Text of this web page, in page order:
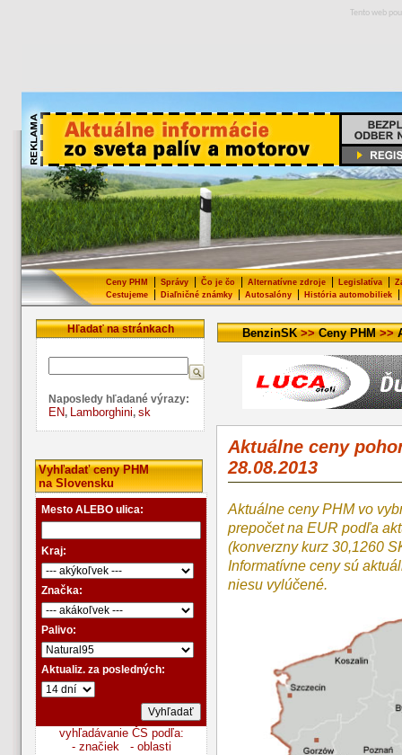
Tento web
Ceny PHM Správy Čo je čo Alternatívne zdroje Legislatíva
Cestujeme| Diaľničné známky| Autosalóny| História automobiliek|
Hľadať na stránkach
Naposledy hľadané výrazy:
EN, Lamborghini, sk
Vyhľadať ceny PHM
na Slovensku
Mesto ALEBO ulica:
Kraj:
Značka:
Palivo:
Aktualiz. za posledných:
vyhľadávanie ČS podľa:
- značiek
- oblasti
BenzinSK>>Ceny PHM>>
Aktuálne ceny
28.08.2013
Aktuálne ceny PHM vo
prepočet na EUR podľa
(konverzny kurz 30,1260
Informatívne ceny sú
niesu vylúčené.